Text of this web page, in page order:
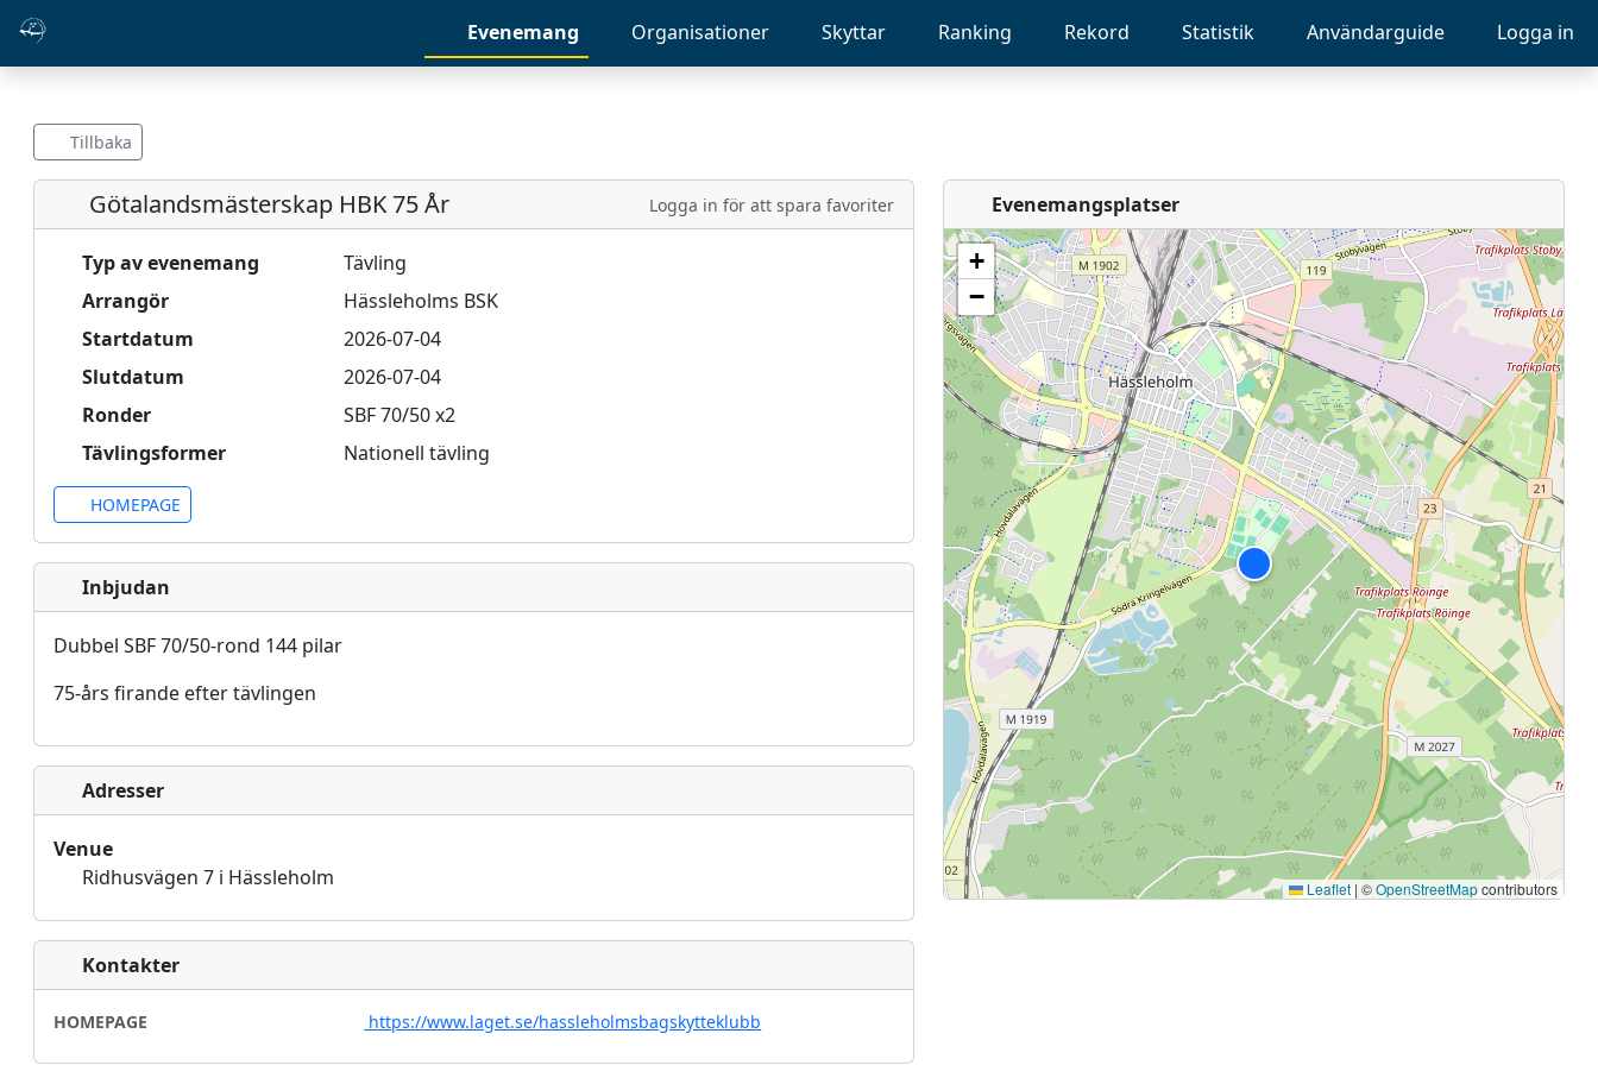
Evenemang Organisationer Skyttar Ranking Rekord Statistik Användarguide Logga in
Tillbaka
Götalandsmästerskap HBK 75 År Logga in för att spara favoriter
Typ av evenemang
Tävling
Arrangör
Hässleholms BSK
Startdatum
2026-07-04
Slutdatum
2026-07-04
Ronder
SBF 70/50 x2
Tävlingsformer
Nationell tävling
HOMEPAGE
Inbjudan
Dubbel SBF 70/50-rond 144 pilar
75-års firande efter tävlingen
Adresser
Venue
Ridhusvägen 7 i Hässleholm
Kontakter
HOMEPAGE https://www.laget.se/hassleholmsbagskytteklubb
Evenemangsplatser
+
−
Leaflet | ©OpenStreetMapcontributors